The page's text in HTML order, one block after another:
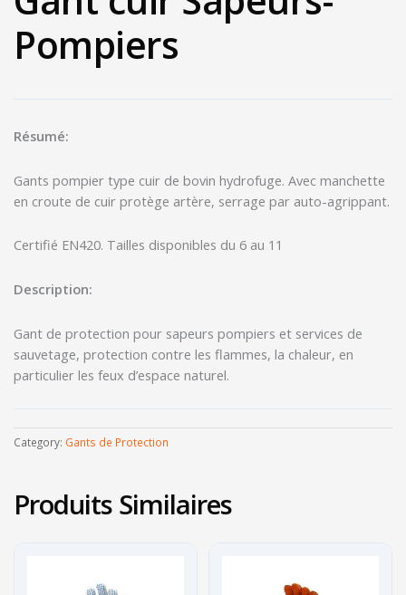
Pompiers
Résumé:
Gants pompier type cuir de bovin hydrofuge. Avec manchette
en croute de cuir protège artère, serrage par auto-agrippant.
Certifié EN420. Tailles disponibles du 6 au 11
Description:
Gant de protection pour sapeurs pompiers et services de
sauvetage, protection contre les flammes, la chaleur, en
particulier les feux d’espace naturel.
Category: Gants de Protection
Produits Similaires